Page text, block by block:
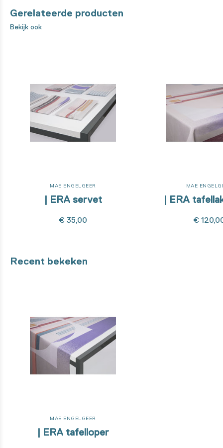
Gerelateerde producten
Bekijk ook
MAE ENGELGEER
| ERA servet
€ 35,00
MAE
| ERA
€
Recent bekeken
MAE ENGELGEER
| ERA tafelloper